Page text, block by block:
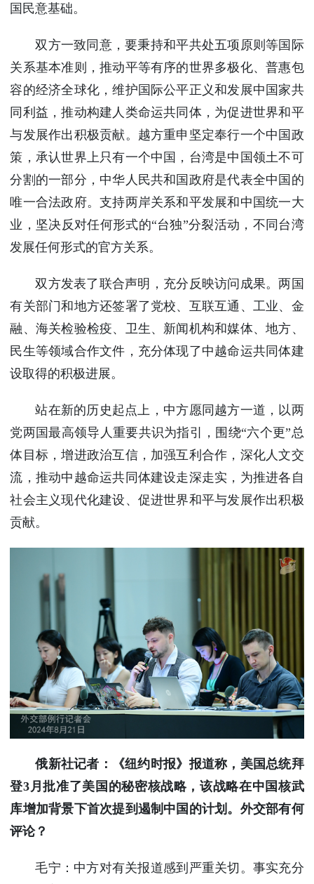
国民意基础。
双方一致同意，要秉持和平共处五项原则等国际
关系基本准则，推动平等有序的世界多极化、普惠包
容的经济全球化，维护国际公平正义和发展中国家共
同利益，推动构建人类命运共同体，为促进世界和平
与发展作出积极贡献。越方重申坚定奉行一个中国政
策，承认世界上只有一个中国，台湾是中国领土不可
分割的一部分，中华人民共和国政府是代表全中国的
唯一合法政府。支持两岸关系和平发展和中国统一大
业，坚决反对任何形式的“台独”分裂活动，不同台湾
发展任何形式的官方关系。
双方发表了联合声明，充分反映访问成果。两国
有关部门和地方还签署了党校、互联互通、工业、金
融、海关检验检疫、卫生、新闻机构和媒体、地方、
民生等领域合作文件，充分体现了中越命运共同体建
设取得的积极进展。
站在新的历史起点上，中方愿同越方一道，以两
党两国最高领导人重要共识为指引，围绕“六个更”总
体目标，增进政治互信，加强互利合作，深化人文交
流，推动中越命运共同体建设走深走实，为推进各自
社会主义现代化建设、促进世界和平与发展作出积极
贡献。
俄新社记者：《纽约时报》报道称，美国总统拜
登3月批准了美国的秘密核战略，该战略在中国核武
库增加背景下首次提到遏制中国的计划。外交部有何
评论？
毛宁：中方对有关报道感到严重关切。事实充分